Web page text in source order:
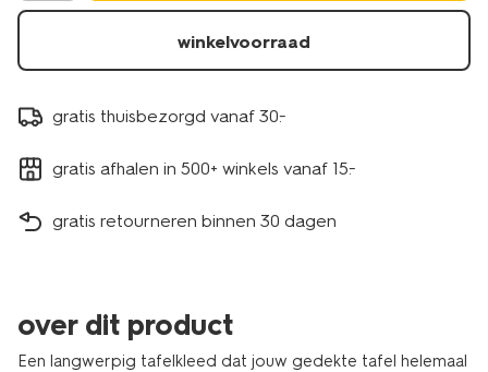
winkelvoorraad
gratis thuisbezorgd vanaf 30.-
gratis afhalen in 500+ winkels vanaf 15.-
gratis retourneren binnen 30 dagen
over dit product
Een langwerpig tafelkleed dat jouw gedekte tafel helemaal